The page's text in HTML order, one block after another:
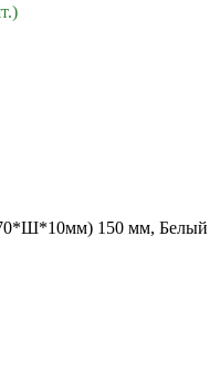
150 мм, Белый